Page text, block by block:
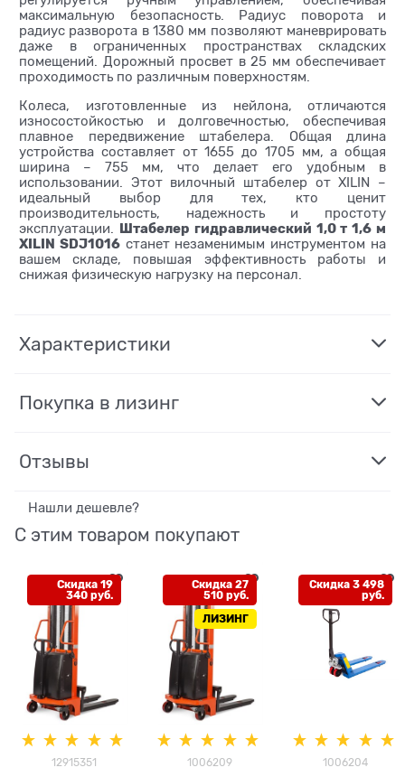
максимальную безопасность. Радиус поворота и
радиус разворота в 1380 мм позволяют маневрировать
даже в ограниченных пространствах складских
помещений. Дорожный просвет в 25 мм обеспечивает
проходимость по различным поверхностям.
Колеса, изготовленные из нейлона, отличаются
износостойкостью и долговечностью, обеспечивая
плавное передвижение штабелера. Общая длина
устройства составляет от 1655 до 1705 мм, а общая
ширина – 755 мм, что делает его удобным в
использовании. Этот вилочный штабелер от XILIN –
идеальный выбор для тех, кто ценит
производительность, надежность и простоту
эксплуатации. Штабелер гидравлический 1,0 т 1,6 м
XILIN SDJ1016станет незаменимым инструментом на
вашем складе, повышая эффективность работы и
снижая физическую нагрузку на персонал.
Характеристики
Покупка в лизинг
Отзывы
Нашли дешевле?
С этим товаром покупают
Скидка 19
340 руб.
12915351
Скидка 27
510 руб.
ЛИЗИНГ
1006209
Скидка 3 498
руб.
1006204